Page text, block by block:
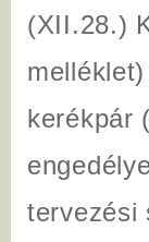
(XII.28.)
kerékpár
tervezési